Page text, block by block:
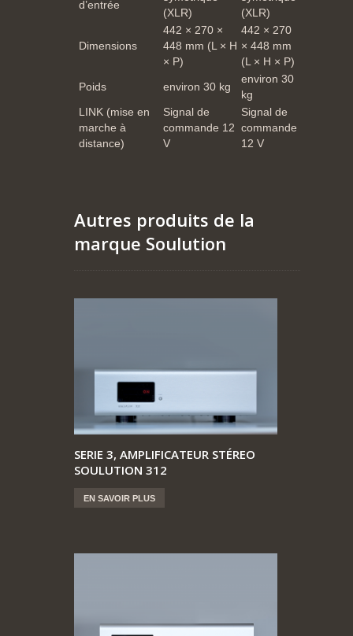
d’entrée
(XLR)
(XLR)
Dimensions
442 × 270 ×
448 mm (L × H
× P)
442 × 270
× 448 mm
(L × H × P)
Poids
environ 30 kg
environ 30
kg
LINK (mise en
marche à
distance)
Signal de
commande 12
V
Signal de
commande
12 V
Autres produits de la
marque Soulution
SERIE 3, AMPLIFICATEUR STÉREO
SOULUTION 312
EN SAVOIR PLUS